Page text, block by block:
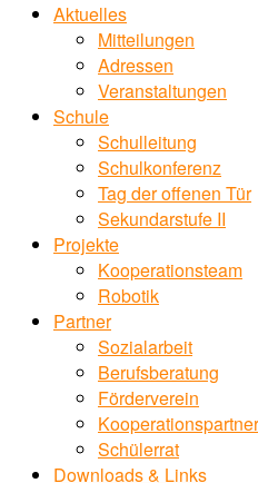
Aktuelles
Mitteilungen
Adressen
Veranstaltungen
Schule
Schulleitung
Schulkonferenz
Tag der offenen Tür
Sekundarstufe II
Projekte
Kooperationsteam
Robotik
Partner
Sozialarbeit
Berufsberatung
Förderverein
Kooperationspartner
Schülerrat
Downloads & Links